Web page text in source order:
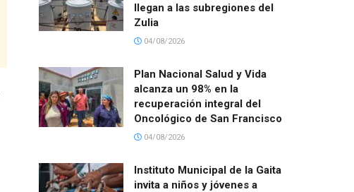
llegan a las subregiones del
Zulia
04/08/2026
Plan Nacional Salud y Vida
alcanza un 98% en la
recuperación integral del
Oncológico de San Francisco
04/08/2026
Instituto Municipal de la Gaita
invita a niños y jóvenes a